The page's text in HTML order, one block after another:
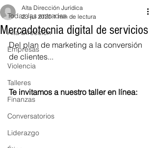
Todas las entradas
Alta Dirección
Empresas
Violencia
Talleres
Finanzas
Conversatorios
Liderazgo
Mercadotecnia digital de servicios
Alta Dirección Jurídica
23 jul 2020 1 min de lectura
Del plan de marketing a la conversión
de clientes...
Te invitamos a nuestro taller en línea: